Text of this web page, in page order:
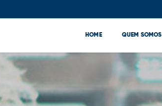
HOME QUEM SOMOS